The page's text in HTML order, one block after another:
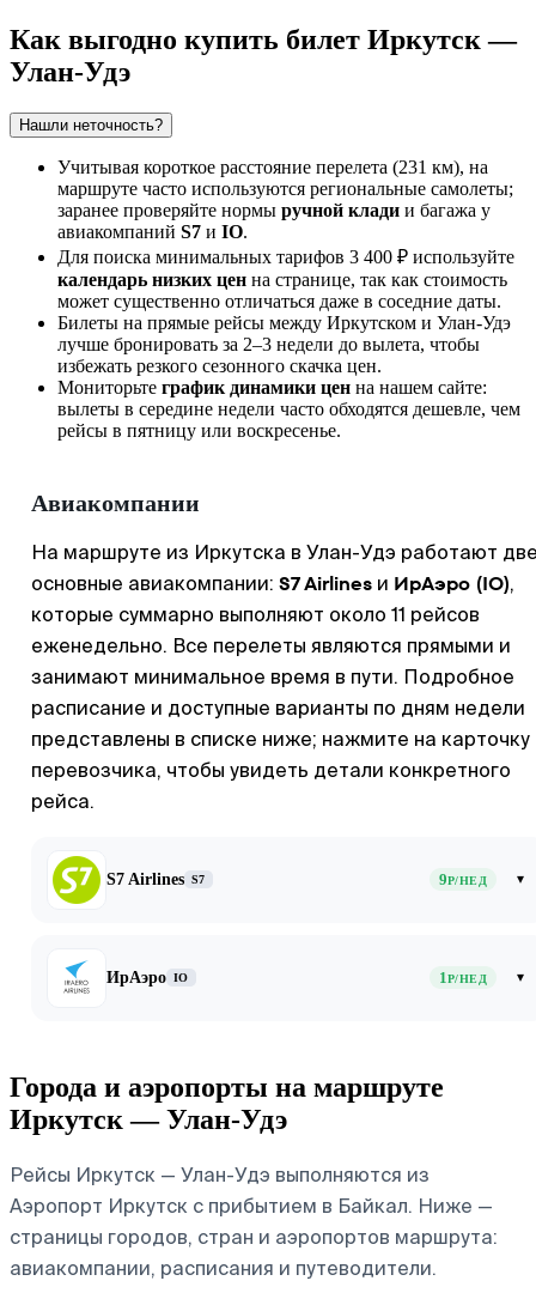
Как выгодно купить билет Иркутск —
Улан-Удэ
Нашли неточность?
Учитывая короткое расстояние перелета (231 км), на
маршруте часто используются региональные самолеты;
заранее проверяйте нормы ручной клади и багажа у
авиакомпаний S7 и IO.
Для поиска минимальных тарифов 3 400 ₽ используйте
календарь низких цен на странице, так как стоимость
может существенно отличаться даже в соседние даты.
Билеты на прямые рейсы между Иркутском и Улан-Удэ
лучше бронировать за 2–3 недели до вылета, чтобы
избежать резкого сезонного скачка цен.
Мониторьте график динамики цен на нашем сайте:
вылеты в середине недели часто обходятся дешевле, чем
рейсы в пятницу или воскресенье.
Авиакомпании
На маршруте из Иркутска в Улан-Удэ работают
основные авиакомпании: S7 Airlines и ИрАэро (IO),
которые суммарно выполняют около 11 рейсов
еженедельно. Все перелеты являются прямыми и
занимают минимальное время в пути. Подробное
расписание и доступные варианты по дням недели
представлены в списке ниже; нажмите на карточку
перевозчика, чтобы увидеть детали конкретного
рейса.
S7 Airlines S7 9Р/НЕД ▾
ИрАэро IO 1Р/НЕД ▾
Города и аэропорты на маршруте
Иркутск — Улан-Удэ
Рейсы Иркутск — Улан-Удэ выполняются из
Аэропорт Иркутск с прибытием в Байкал. Ниже —
страницы городов, стран и аэропортов маршрута:
авиакомпании, расписания и путеводители.